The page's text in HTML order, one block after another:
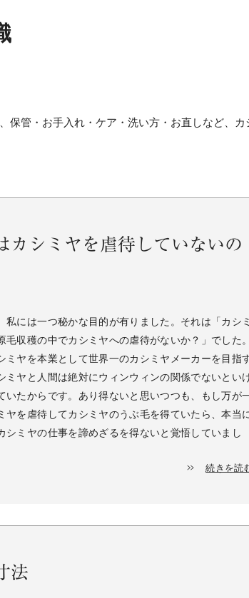
保管・お手入れ・ケア・洗い方・お直しなど、カ
カシミヤを虐待していないの
私には一つ秘かな目的が有りました。それは「カシミ
毛収穫の中でカシミヤへの虐待がないか？」でした。
ミヤを本業として世界一のカシミヤメーカーを目指
ミヤと人間は絶対にウィンウィンの関係でないとい
いたからです。あり得ないと思いつつも、もし万が
ヤを虐待してカシミヤのうぶ毛を得ていたら、本当
シミヤの仕事を諦めざるを得ないと覚悟していまし
続きを読
法